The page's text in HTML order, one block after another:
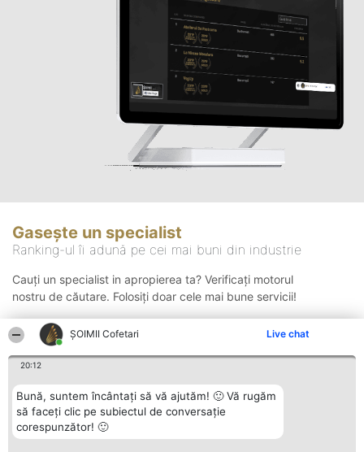
ȘOIMII Cofetari Live chat
20:12
Bună, suntem încântați să vă ajutăm! 🙂 Vă rugăm
să faceți clic pe subiectul de conversație
corespunzător! 🙂
Gasește un specialist
Ranking-ul îi adună pe cei mai buni din industrie
Cauți un specialist in apropierea ta? Verificați motorul
nostru de căutare. Folosiți doar cele mai bune servicii!